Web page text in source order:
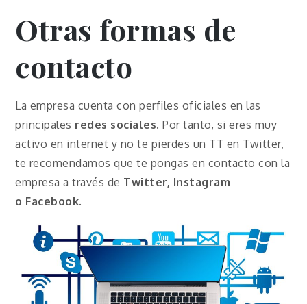
Otras formas de
contacto
La empresa cuenta con perfiles oficiales en las
principales redes sociales. Por tanto, si eres muy
activo en internet y no te pierdes un TT en Twitter,
te recomendamos que te pongas en contacto con la
empresa a través de Twitter, Instagram
o Facebook.